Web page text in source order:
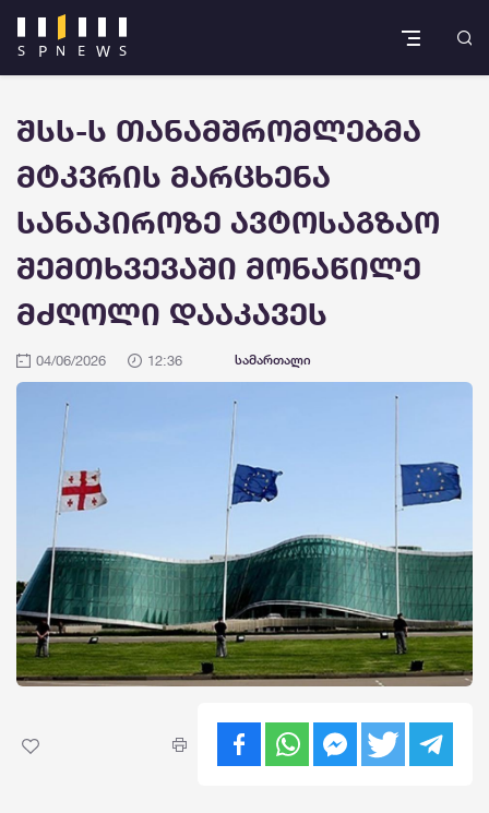
შსს-ს თანამშრომლებმა
მტკვრის მარცხენა
სანაპიროზე ავტოსაგზაო
შემთხვევაში მონაწილე
მძღოლი დააკავეს
04/06/2026 12:36 სამართალი